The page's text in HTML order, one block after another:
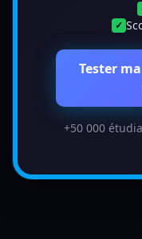
✓
Tester
+50 000